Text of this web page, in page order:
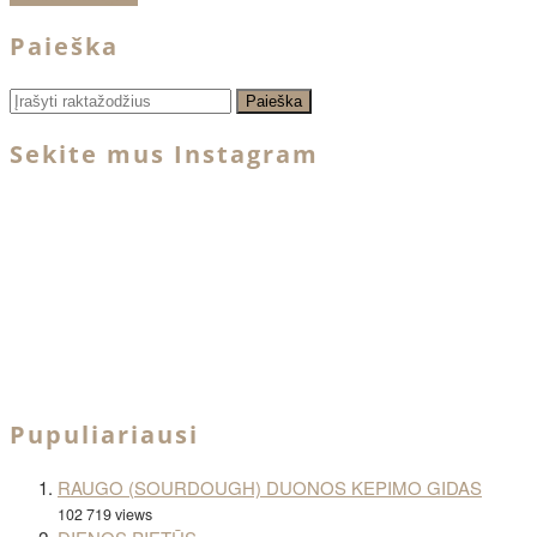
Paieška
Sekite mus Instagram
Pupuliariausi
RAUGO (SOURDOUGH) DUONOS KEPIMO GIDAS
102 719 views